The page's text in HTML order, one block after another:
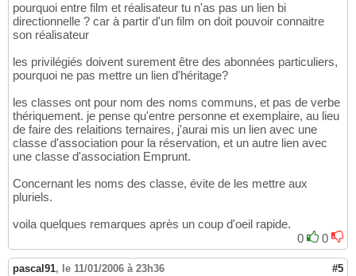
pourquoi entre film et réalisateur tu n'as pas un lien bi
directionnelle ? car à partir d'un film on doit pouvoir connaitre
son réalisateur
les privilégiés doivent surement être des abonnées particuliers,
pourquoi ne pas mettre un lien d'héritage?
les classes ont pour nom des noms communs, et pas de verbe
thériquement. je pense qu'entre personne et exemplaire, au lieu
de faire des relaitions ternaires, j'aurai mis un lien avec une
classe d'association pour la réservation, et un autre lien avec
une classe d'association Emprunt.
Concernant les noms des classe, évite de les mettre aux
pluriels.
voila quelques remarques après un coup d'oeil rapide.
0
0
pascal91, le 11/01/2006 à 23h36 #5